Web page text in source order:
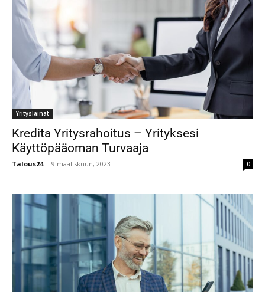
Yrityslainat
Kredita Yritysrahoitus – Yrityksesi
Käyttöpääoman Turvaaja
Talous24 - 9 maaliskuun, 2023 0